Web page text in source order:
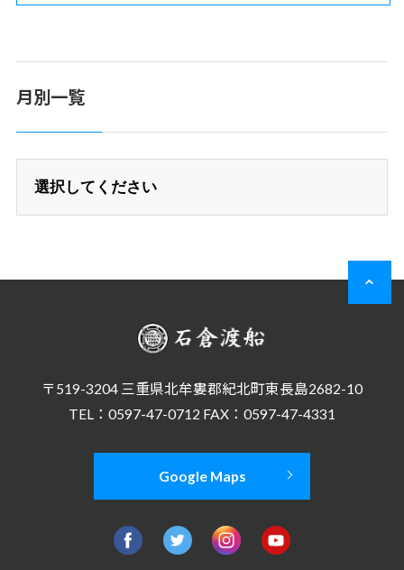
月別一覧
〒519-3204 三重県北牟婁郡紀北町東長島2682-10
TEL：0597-47-0712 FAX：0597-47-4331
Google Maps